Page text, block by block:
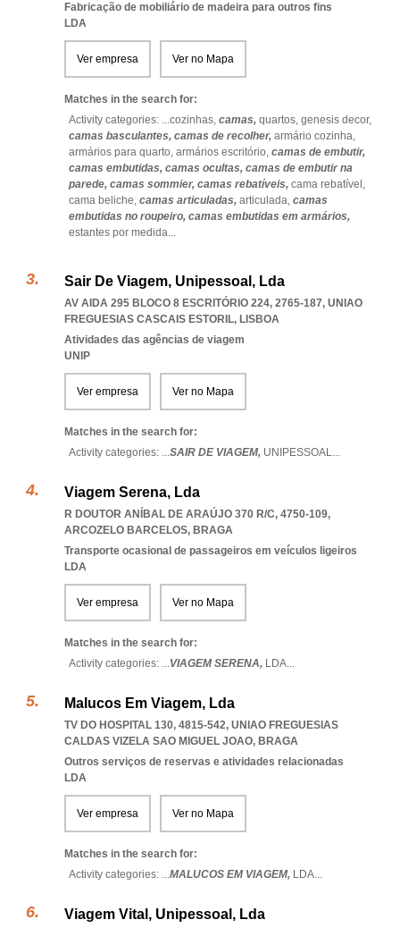
Fabricação de mobiliário de madeira para outros fins
LDA
Ver empresa Ver no Mapa
Matches in the search for:
Activity categories: ...cozinhas, camas, quartos, genesis decor,
camas basculantes, camas de recolher, armário cozinha,
armários para quarto, armários escritório, camas de embutir,
camas embutidas, camas ocultas, camas de embutir na
parede, camas sommier, camas rebatíveis, cama rebatível,
cama beliche, camas articuladas, articulada, camas
embutidas no roupeiro, camas embutidas em armários,
estantes por medida...
Sair De Viagem, Unipessoal, Lda
AV AIDA 295 BLOCO 8 ESCRITÓRIO 224, 2765-187, UNIAO
FREGUESIAS CASCAIS ESTORIL, LISBOA
Atividades das agências de viagem
UNIP
Ver empresa Ver no Mapa
Matches in the search for:
Activity categories: ...SAIR DE VIAGEM, UNIPESSOAL...
Viagem Serena, Lda
R DOUTOR ANÍBAL DE ARAÚJO 370 R/C, 4750-109,
ARCOZELO BARCELOS, BRAGA
Transporte ocasional de passageiros em veículos ligeiros
LDA
Ver empresa Ver no Mapa
Matches in the search for:
Activity categories: ...VIAGEM SERENA, LDA...
Malucos Em Viagem, Lda
TV DO HOSPITAL 130, 4815-542, UNIAO FREGUESIAS
CALDAS VIZELA SAO MIGUEL JOAO, BRAGA
Outros serviços de reservas e atividades relacionadas
LDA
Ver empresa Ver no Mapa
Matches in the search for:
Activity categories: ...MALUCOS EM VIAGEM, LDA...
Viagem Vital, Unipessoal, Lda